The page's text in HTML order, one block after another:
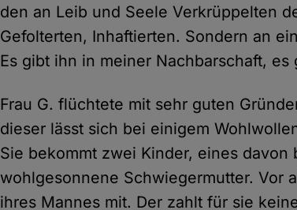
den an Leib und Seele Verkrüppelten
Gefolterten, Inhaftierten. Sondern an
Es gibt ihn in meiner Nachbarschaft,
Frau G. flüchtete mit sehr guten
dieser lässt sich bei einigem
Sie bekommt zwei Kinder, eines
wohlgesonnene Schwiegermutter. Vor
ihres Mannes mit. Der zahlt für sie